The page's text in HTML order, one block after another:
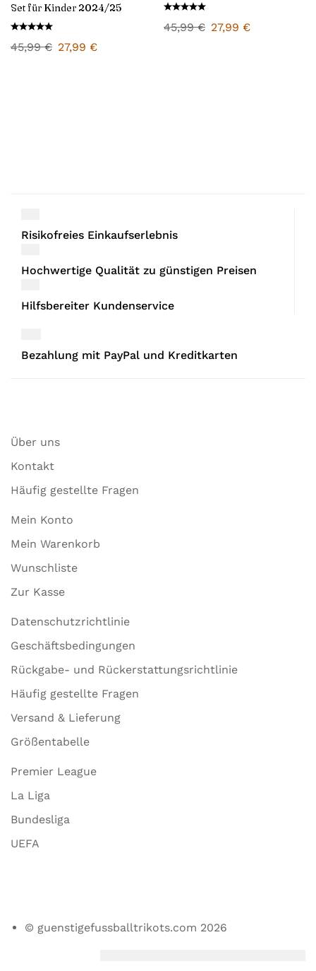
Set für Kinder 2024/25
45,99€ 27,99 €
45,99€ 27,99 €
Risikofreies Einkaufserlebnis
Hochwertige Qualität zu günstigen Preisen
Hilfsbereiter Kundenservice
Bezahlung mit PayPal und Kreditkarten
Über uns
Kontakt
Häufig gestellte Fragen
Mein Konto
Mein Warenkorb
Wunschliste
Zur Kasse
Datenschutzrichtlinie
Geschäftsbedingungen
Rückgabe- und Rückerstattungsrichtlinie
Häufig gestellte Fragen
Versand & Lieferung
Größentabelle
Premier League
La Liga
Bundesliga
UEFA
© guenstigefussballtrikots.com 2026